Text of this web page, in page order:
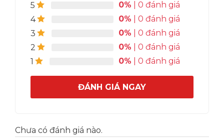
Blackberry Ombre Sparkler
5 0% | 0 đánh giá
4
0% | 0 đánh giá
3
0% | 0 đánh giá
2
0% | 0 đánh giá
1
0% | 0 đánh giá
ĐÁNH GIÁ NGAY
Chưa có đánh giá nào.